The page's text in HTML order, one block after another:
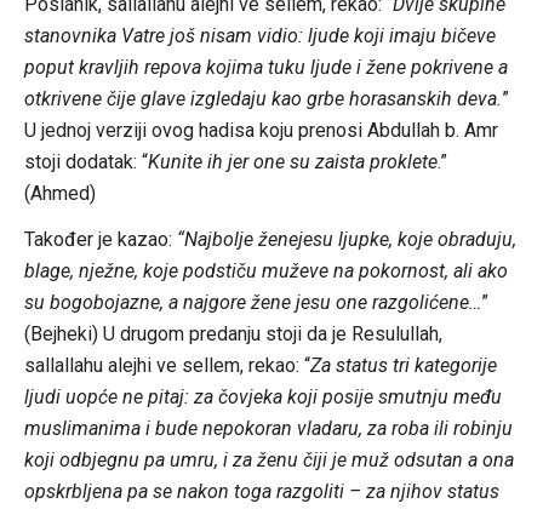
stanovnika Vatre još nisam vidio: ljude koji imaju bičeve
poput kravljih repova kojima tuku ljude i žene pokrivene a
otkrivene čije glave izgledaju kao grbe horasanskih deva.”
U jednoj verziji ovog hadisa koju prenosi Abdullah b. Amr
stoji dodatak: “Kunite ih jer one su zaista proklete.”
(Ahmed)
Također je kazao: “Najbolje ženejesu ljupke, koje obraduju,
blage, nježne, koje podstiču muževe na pokornost, ali ako
su bogobojazne, a najgore žene jesu one razgolićene…”
(Bejheki) U drugom predanju stoji da je Resulullah,
sallallahu alejhi ve sellem, rekao: “Za status tri kategorije
ljudi uopće ne pitaj: za čovjeka koji posije smutnju među
muslimanima i bude nepokoran vladaru, za roba ili robinju
koji odbjegnu pa umru, i za ženu čiji je muž odsutan a ona
opskrbljena pa se nakon toga razgoliti – za njihov status